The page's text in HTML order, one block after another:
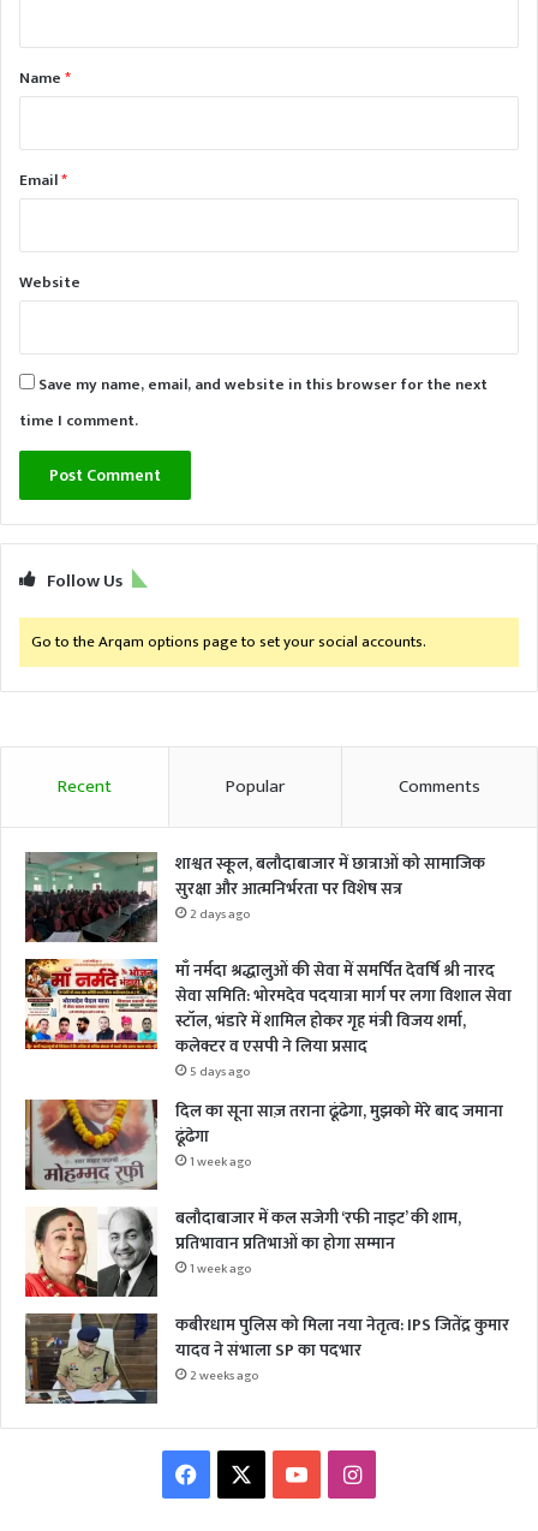
*Name*
Email*
Website
Save my name, email, and website in this browser for the next
time I comment.
Follow Us
Go to the Arqam options page to set your social accounts.
Recent Popular Comments
शाश्वत स्कूल, बलौदाबाजार में छात्राओं को सामाजिक
सुरक्षा और आत्मनिर्भरता पर विशेष सत्र
2 days ago
माँ नर्मदा श्रद्धालुओं की सेवा में समर्पित देवर्षि श्री नारद
सेवा समिति: भोरमदेव पदयात्रा मार्ग पर लगा विशाल सेवा
स्टॉल, भंडारे में शामिल होकर गृह मंत्री विजय शर्मा,
कलेक्टर व एसपी ने लिया प्रसाद
5 days ago
दिल का सूना साज़ तराना ढूंढेगा, मुझको मेरे बाद जमाना
ढूंढेगा
1 week ago
बलौदाबाजार में कल सजेगी ‘रफी नाइट’ की शाम,
प्रतिभावान प्रतिभाओं का होगा सम्मान
1 week ago
कबीरधाम पुलिस को मिला नया नेतृत्व: IPS जितेंद्र कुमार
यादव ने संभाला SP का पदभार
2 weeks ago
Facebook YouTubeInstagram